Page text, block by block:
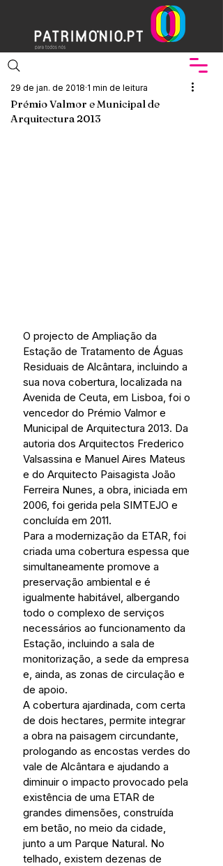
Prémio Valmor e Municipal de
Arquitectura 2013
29 de jan. de 2018 1 min de leitura
O projecto de Ampliação da
Estação de Tratamento de Águas
Residuais de Alcântara, incluindo a
sua nova cobertura, localizada na
Avenida de Ceuta, em Lisboa, foi o
vencedor do Prémio Valmor e
Municipal de Arquitectura 2013. Da
autoria dos Arquitectos Frederico
Valsassina e Manuel Aires Mateus
e do Arquitecto Paisagista João
Ferreira Nunes, a obra, iniciada em
2006, foi gerida pela SIMTEJO e
concluída em 2011.
Para a modernização da ETAR, foi
criada uma cobertura espessa que
simultaneamente promove a
preservação ambiental e é
igualmente habitável, albergando
todo o complexo de serviços
necessários ao funcionamento da
Estação, incluindo a sala de
monitorização, a sede da empresa
e, ainda, as zonas de circulação e
de apoio.
A cobertura ajardinada, com certa
de dois hectares, permite integrar
a obra na paisagem circundante,
prologando as encostas verdes do
vale de Alcântara e ajudando a
diminuir o impacto provocado pela
existência de uma ETAR de
grandes dimensões, construída
em betão, no meio da cidade,
junto a um Parque Natural. No
telhado, existem dezenas de